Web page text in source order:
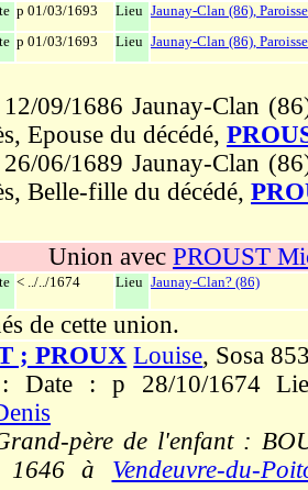
p 01/03/1693 Lieu Jaunay-Clan (86),
p 01/03/1693 Lieu Jaunay-Clan (86),
09/1686 Jaunay-Clan
Epouse du décédé,
06/1689 Jaunay-Clan
Belle-fille du décédé,
Union avec PROUST
< ../../1674 Lieu Jaunay-Clan? (86)
de cette union.
; PROUX Louise, Sosa
: Date : p 28/10/1674
père de l'enfant :
1646 à Vendeuvre-du-